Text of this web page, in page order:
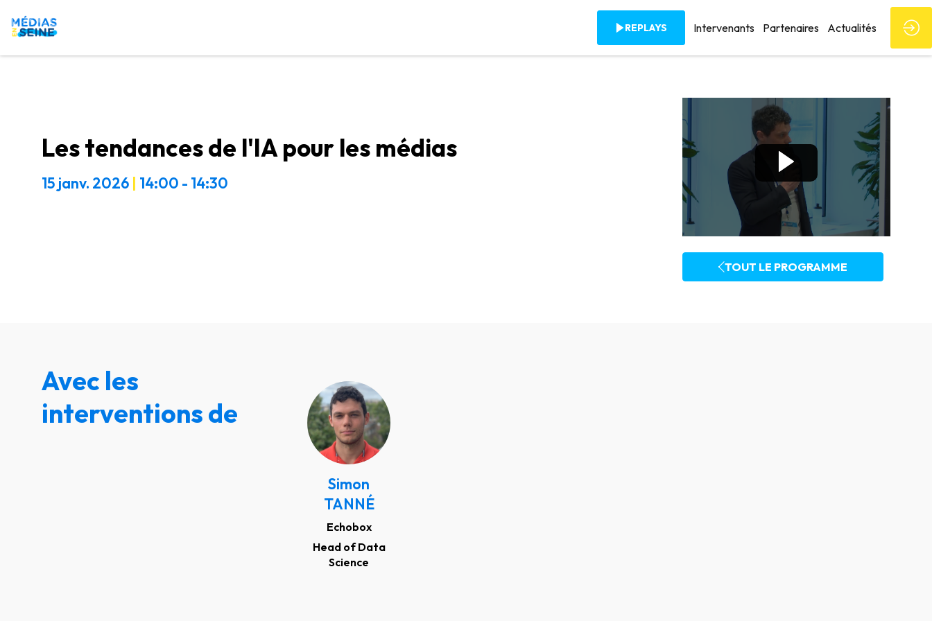
REPLAYS Intervenants Partenaires Actualités
Les tendances de l'IA pour les médias
15 janv. 2026 | 14:00 - 14:30
TOUT LE PROGRAMME
Avec les
interventions de
ST
Simon
TANNÉ
Echobox
Head of Data
Science